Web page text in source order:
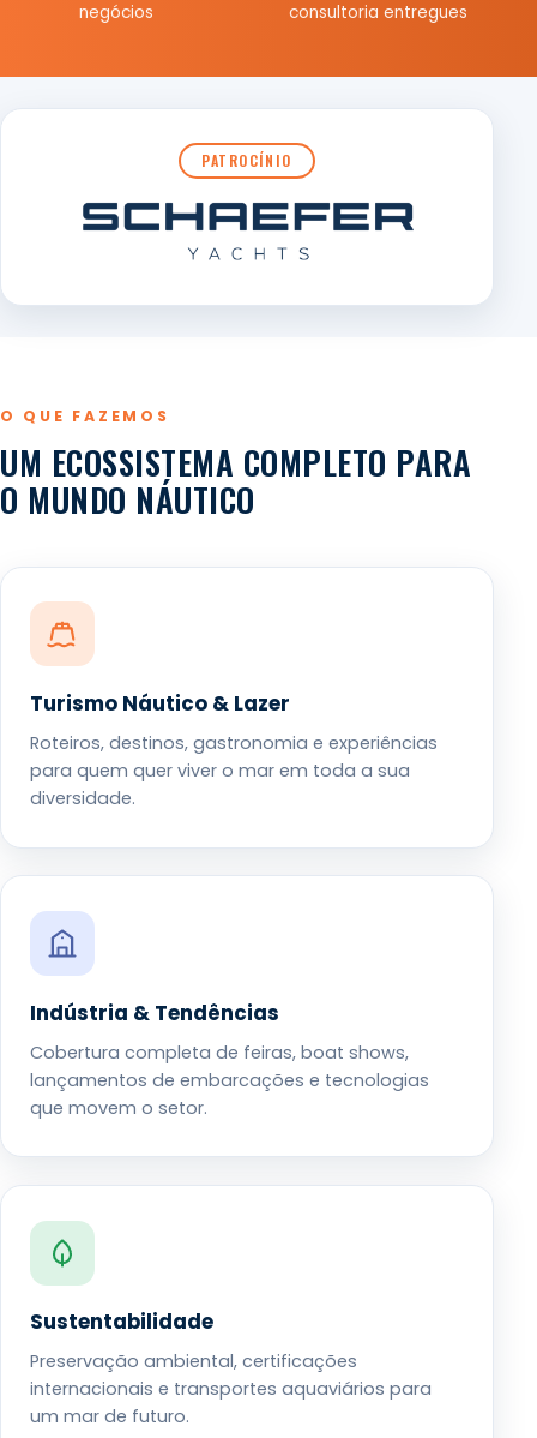
negócios
consultoria entregues
PATROCÍNIO
O QUE FAZEMOS
UM ECOSSISTEMA COMPLETO PARA
O MUNDO NÁUTICO
Turismo Náutico & Lazer
Roteiros, destinos, gastronomia e experiências
para quem quer viver o mar em toda a sua
diversidade.
Indústria & Tendências
Cobertura completa de feiras, boat shows,
lançamentos de embarcações e tecnologias
que movem o setor.
Sustentabilidade
Preservação ambiental, certificações
internacionais e transportes aquaviários para
um mar de futuro.